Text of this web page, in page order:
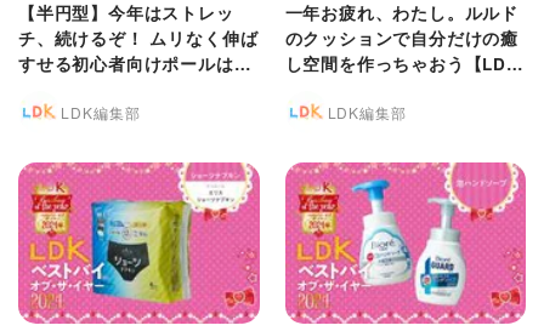
【半円型】今年はストレッ
チ、続けるぞ！ ムリなく伸ば
すせる初心者向けポールはオ
イ】 LDK編集部
一年お疲れ、わたし。ルルド
のクッションで自分だけの癒
し空間を作っちゃおう【LDK
LDK編集部